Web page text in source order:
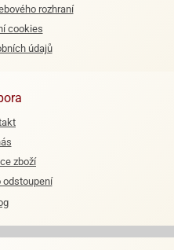
rozhraní
cookies
údajů
zboží
odstoupení